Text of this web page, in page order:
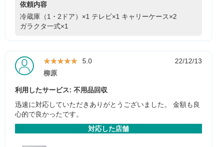
依頼内容
冷蔵庫（1・2ドア）×1 テレビ×1 キャリーケース×2
ガラクタ一式×1
★★★★★
★★★★★ 5.0
22/12/13
柳原
利用したサービス: 不用品回収
迅速に対応していただきありがとうございました。 金額も良
心的で良かったです。
対応した店舗